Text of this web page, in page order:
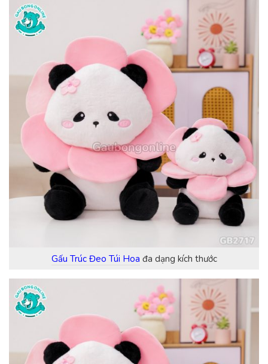
Gấu Trúc Đeo Túi Hoa đa dạng kích thước